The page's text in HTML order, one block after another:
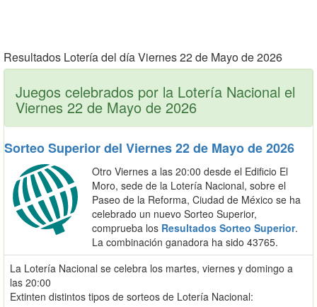
Resultados Lotería del día Viernes 22 de Mayo de 2026
Juegos celebrados por la Lotería Nacional el
Viernes 22 de Mayo de 2026
Sorteo Superior del Viernes 22 de Mayo de 2026
Otro Viernes a las 20:00 desde el Edificio El
Moro, sede de la Lotería Nacional, sobre el
Paseo de la Reforma, Ciudad de México se ha
celebrado un nuevo Sorteo Superior,
comprueba los Resultados Sorteo Superior.
La combinación ganadora ha sido 43765.
La Lotería Nacional se celebra los martes, viernes y domingo a
las 20:00
Extinten distintos tipos de sorteos de Lotería Nacional: